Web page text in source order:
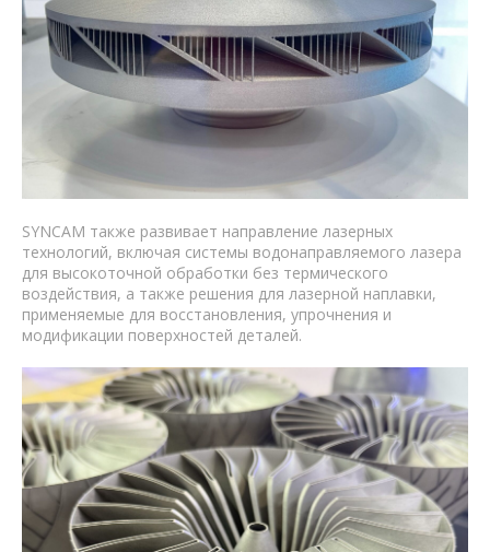
SYNCAM также развивает направление лазерных
технологий, включая системы водонаправляемого лазера
для высокоточной обработки без термического
воздействия, а также решения для лазерной наплавки,
применяемые для восстановления, упрочнения и
модификации поверхностей деталей.